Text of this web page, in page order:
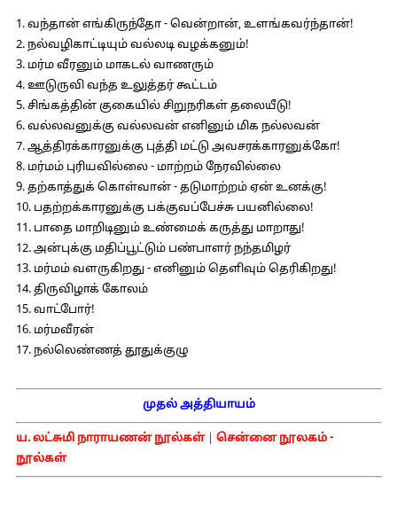
1. வந்தான் எங்கிருந்தோ - வென்றான், உளங்கவர்ந்தான்!
2. நல்வழிகாட்டியும் வல்லடி வழக்கனும்!
3. மர்ம வீரனும் மாகடல் வாணரும்
4. ஊடுருவி வந்த உலுத்தர் கூட்டம்
5. சிங்கத்தின் குகையில் சிறுநரிகள் தலையீடு!
6. வல்லவனுக்கு வல்லவன் எனினும் மிக நல்லவன்
7. ஆத்திரக்காரனுக்கு புத்தி மட்டு அவசரக்காரனுக்கோ!
8. மர்மம் புரியவில்லை - மாற்றம் நேரவில்லை
9. தற்காத்துக் கொள்வான் - தடுமாற்றம் ஏன் உனக்கு!
10. பதற்றக்காரனுக்கு பக்குவப்பேச்சு பயனில்லை!
11. பாதை மாறிடினும் உண்மைக் கருத்து மாறாது!
12. அன்புக்கு மதிப்பூட்டும் பண்பாளர் நந்தமிழர்
13. மர்மம் வளருகிறது - எனினும் தெளிவும் தெரிகிறது!
14. திருவிழாக் கோலம்
15. வாட்போர்!
16. மர்மவீரன்
17. நல்லெண்ணத் தூதுக்குழு
முதல் அத்தியாயம்
ய. லட்சுமி நாராயணன் நூல்கள்| சென்னை நூலகம் -
நூல்கள்